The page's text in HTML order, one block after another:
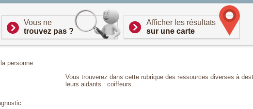
Vous ne
trouvez pas ?
Afficher les résultats
sur une carte
personne
Vous trouverez dans cette rubrique des ressources diverses à
leurs aidants : coiffeurs...